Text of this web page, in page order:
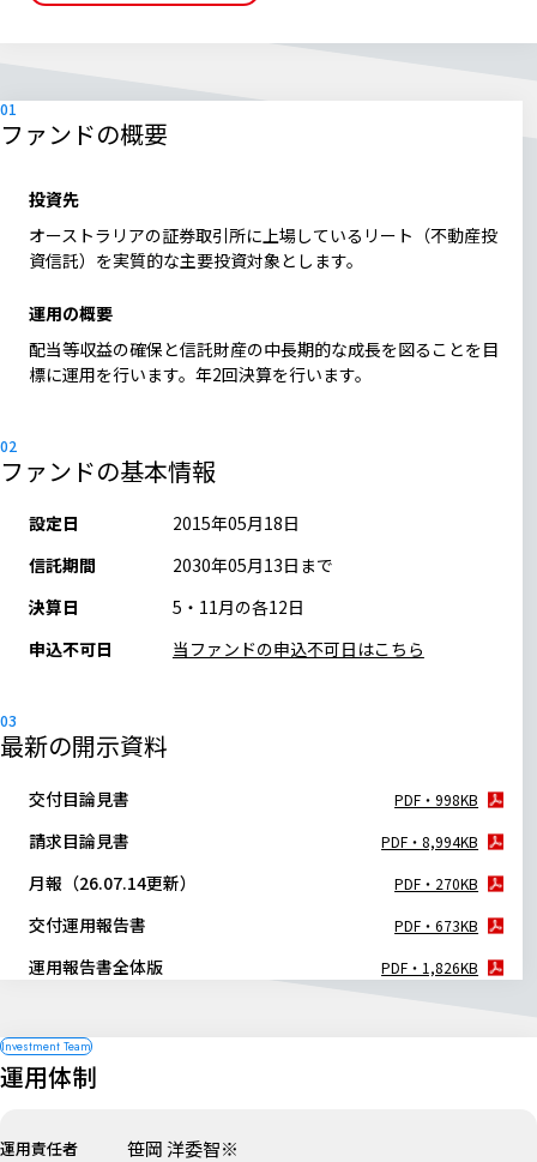
ファンドの概要
投資先
オーストラリアの証券取引所に上場しているリート（不動産投
資信託）を実質的な主要投資対象とします。
運用の概要
配当等収益の確保と信託財産の中長期的な成長を図ることを目
標に運用を行います。年2回決算を行います。
ファンドの基本情報
設定日
2015年05月18日
信託期間
2030年05月13日まで
決算日
5・11月の各12日
申込不可日
当ファンドの申込不可日はこちら
最新の開示資料
交付目論見書 PDF・998KB
請求目論見書 PDF・8,994KB
月報（26.07.14更新） PDF・270KB
交付運用報告書 PDF・673KB
運用報告書全体版 PDF・1,826KB
運用体制
運用責任者 笹岡 洋委智※